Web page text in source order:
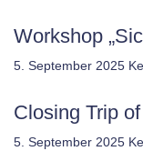
Workshop
5. September 2025
Closing Trip
5. September 2025